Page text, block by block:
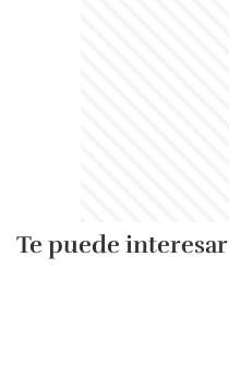
Te puede interesar